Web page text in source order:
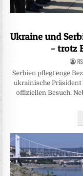
Ukraine und
– trotz
Serbien pflegt enge
ukrainische Präsident
offiziellen Besuch.